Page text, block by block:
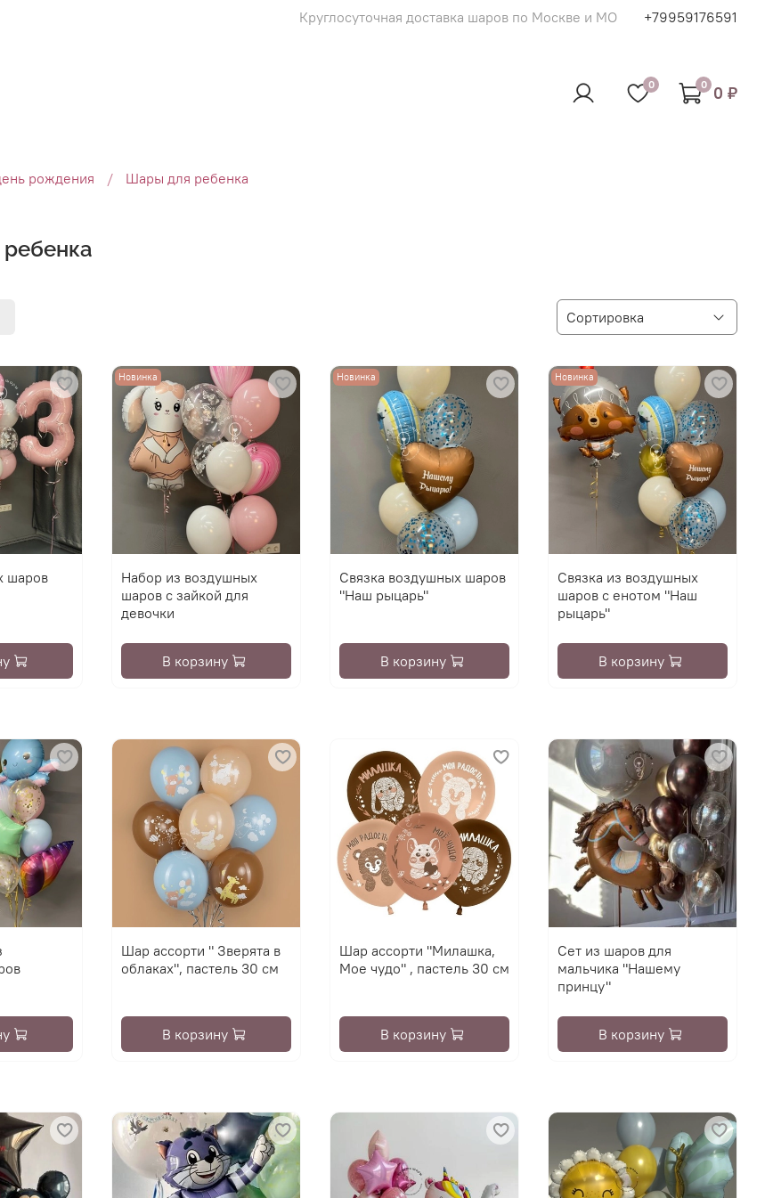
Круглосуточная доставка шаров по Москве и МО +79959176591
0 0 0 ₽
рождения Шары для ребенка
шаров
Новинка
Набор из воздушных
шаров с зайкой для
девочки
В корзину
Новинка
Связка воздушных шаров
"Наш рыцарь"
В корзину
Новинка
Связка из воздушных
шаров с енотом "Наш
рыцарь"
В корзину
Шар ассорти " Зверята в
облаках", пастель 30 см
В корзину
Шар ассорти "Милашка,
Мое чудо" , пастель 30 см
В корзину
Сет из шаров для
мальчика "Нашему
принцу"
В корзину